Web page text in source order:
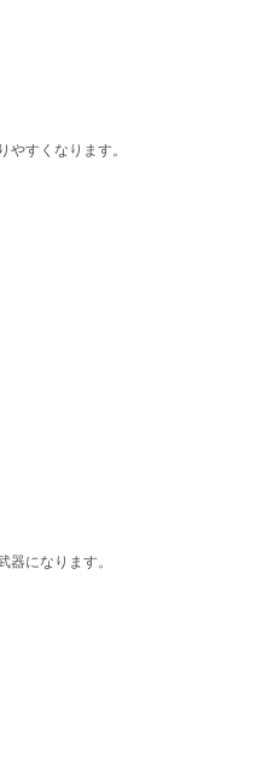
すくなります。
になります。